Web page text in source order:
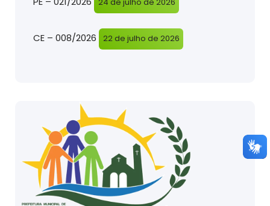
CE – 008/2026 22 de julho de 2026